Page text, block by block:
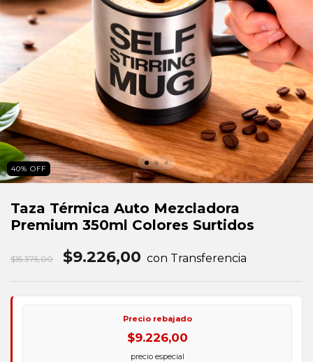
40% OFF
Taza Térmica Auto Mezcladora
Premium 350ml Colores Surtidos
$15.375,00 $9.226,00 con Transferencia
Precio rebajado
$9.226,00
precio especial